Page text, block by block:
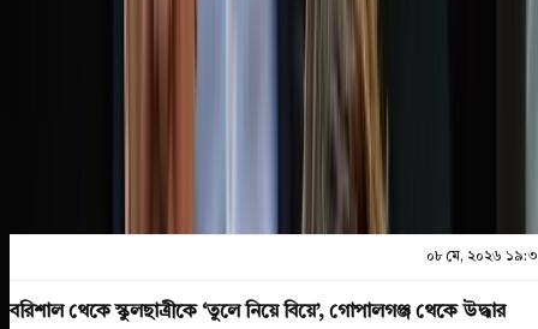
০৮ মে, ২০২৬
বরিশাল থেকে স্কুলছাত্রীকে ‘তুলে নিয়ে বিয়ে’, গোপালগঞ্জ থেকে উদ্ধার